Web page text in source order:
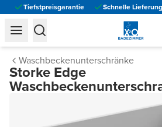
Tiefstpreisgarantie Schnelle Lieferung
Waschbeckenunterschränke
Storke Edge